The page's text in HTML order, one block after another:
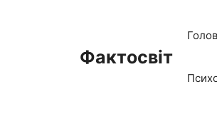
Фактосвіт